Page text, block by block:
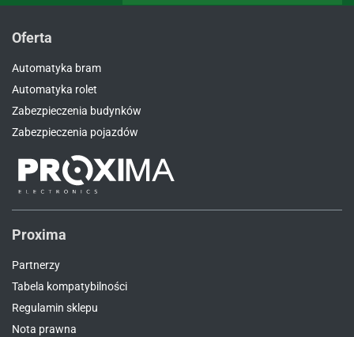
Oferta
Automatyka bram
Automatyka rolet
Zabezpieczenia budynków
Zabezpieczenia pojazdów
Proxima
Partnerzy
Tabela kompatybilności
Regulamin sklepu
Nota prawna